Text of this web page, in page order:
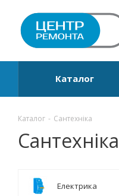
Каталог
Каталог - Сантехніка
Сантехніка
Електрика